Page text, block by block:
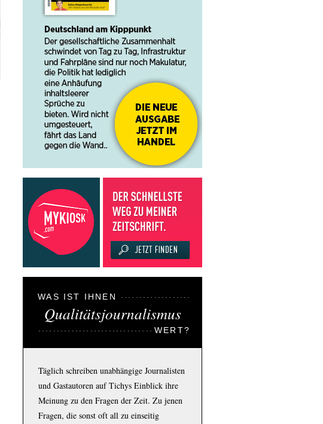
WAS IST IHNEN
Qualitätsjournalismus
WERT?
Täglich schreiben unabhängige Journalisten
und Gastautoren auf Tichys Einblick ihre
Meinung zu den Fragen der Zeit. Zu jenen
Fragen, die sonst oft all zu einseitig